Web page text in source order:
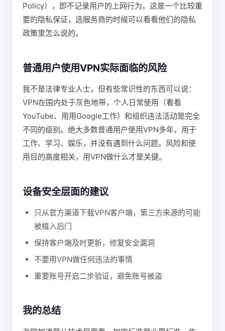
Policy），即不记录用户的上网行为。这是一个比较重
要的隐私保证，选服务商的时候可以看看他们的隐私
政策里怎么说的。
普通用户使用VPN实际面临的风险
我不是法律专业人士，但有些常识性的东西可以说：
VPN在国内处于灰色地带，个人日常使用（看看
YouTube、用用Google工作）和组织违法活动是完全
不同的级别。绝大多数普通用户使用VPN多年，用于
工作、学习、娱乐，并没有遇到什么问题。风险和使
用目的高度相关，用VPN做什么才是关键。
设备安全层面的建议
只从官方渠道下载VPN客户端，第三方来源的可能
被植入后门
保持客户端及时更新，修复安全漏洞
不要用VPN做任何违法的事情
重要账号开启二步验证，避免账号被盗
我的总结